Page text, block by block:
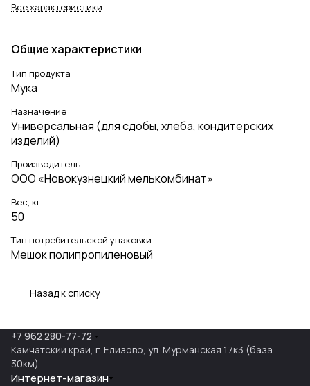
Все характеристики
Общие характеристики
Тип продукта
Мука
Назначение
Универсальная (для сдобы, хлеба, кондитерских
изделий)
Производитель
ООО «Новокузнецкий мелькомбинат»
Вес, кг
50
Тип потребительской упаковки
Мешок полипропиленовый
Назад к списку
+7 962 280-77-72
Камчатский край, г. Елизово, ул. Мурманская 17к3 (база
30км)
Интернет-магазин